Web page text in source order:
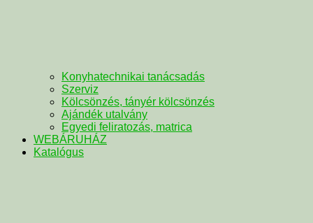
Konyhatechnikai tanácsadás
Szerviz
Kölcsönzés, tányér kölcsönzés
Ajándék utalvány
Egyedi feliratozás, matrica
WEBÁRUHÁZ
Katalógus